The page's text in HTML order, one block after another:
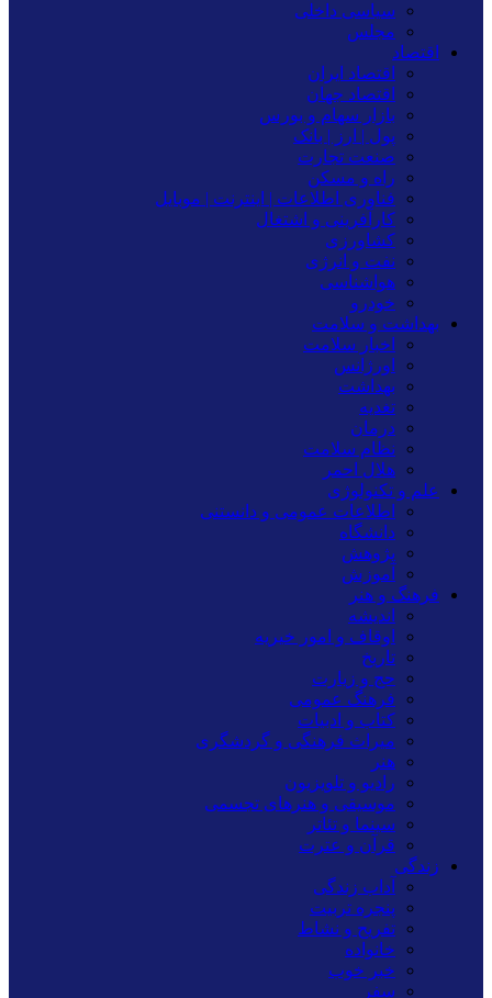
سیاسی داخلی
مجلس
اقتصاد
اقتصاد ایران
اقتصاد جهان
بازار سهام و بورس
پول | ارز | بانک
صنعت تجارت
راه و مسکن
فناوری اطلاعات | اینترنت | موبایل
کارآفرینی و اشتغال
کشاورزی
نفت و انرژی
هواشناسی
خودرو
بهداشت و سلامت
اخبار سلامت
اورژانس
بهداشت
تغدیه
درمان
نظام سلامت
هلال احمر
علم و تکنولوژی
اطلاعات عمومی و دانستنی
دانشگاه
پژوهش
آموزش
فرهنگ و هنر
اندیشه
اوقاف و امور خیریه
تاریخ
حج و زیارت
فرهنگ عمومی
کتاب و ادبیات
میراث فرهنگی و گردشگری
هنر
رادیو و تلویزیون
موسیقی و هنرهای تجسمی
سینما و تئاتر
قرآن و عترت
زندگی
آداب زندگی
پنجره تربیت
تفریح و نشاط
خانواده
خبر خوب
سفر